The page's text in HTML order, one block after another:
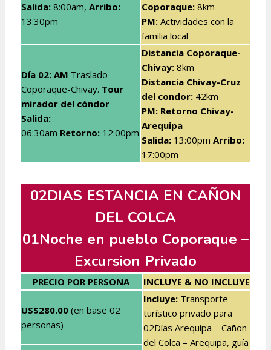
Salida: 8:00am, Arribo:
13:30pm
Coporaque: 8km
PM: Actividades con la
familia local
Día 02: AM Traslado
Coporaque-Chivay. Tour
mirador del cóndor
Salida:
06:30am Retorno: 12:00pm
Distancia Coporaque-
Chivay: 8km
Distancia Chivay-Cruz
del condor: 42km
PM: Retorno Chivay-
Arequipa
Salida: 13:00pm Arribo:
17:00pm
02DIAS ESTANCIA EN CAÑON
DEL COLCA
01Noche en pueblo Coporaque –
Excursion Privado
PRECIO POR PERSONA INCLUYE & NO INCLUYE
US$280.00 (en base 02
personas)
Incluye: Transporte
turístico privado para
02Días Arequipa – Cañon
del Colca – Arequipa, guía